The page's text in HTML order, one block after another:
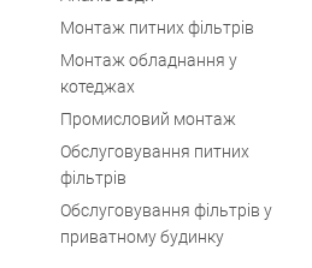
Монтаж питних фільтрів
Монтаж обладнання у
котеджах
Промисловий монтаж
Обслуговування питних
фільтрів
Обслуговування фільтрів у
приватному будинку